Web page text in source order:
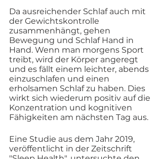
Da ausreichender Schlaf auch mit
der Gewichtskontrolle
zusammenhängt, gehen
Bewegung und Schlaf Hand in
Hand. Wenn man morgens Sport
treibt, wird der Körper angeregt
und es fällt einem leichter, abends
einzuschlafen und einen
erholsamen Schlaf zu haben. Dies
wirkt sich wiederum positiv auf die
Konzentration und kognitiven
Fähigkeiten am nächsten Tag aus.
Eine Studie aus dem Jahr 2019,
veröffentlicht in der Zeitschrift